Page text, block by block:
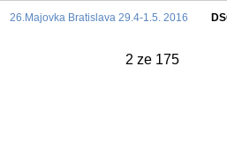
26.Majovka Bratislava 29.4-1.5. 2016
2 ze 175